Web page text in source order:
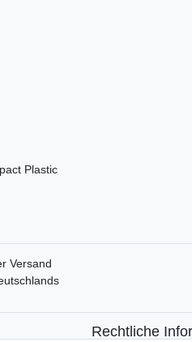
Plastic
Versand
Rechtliche